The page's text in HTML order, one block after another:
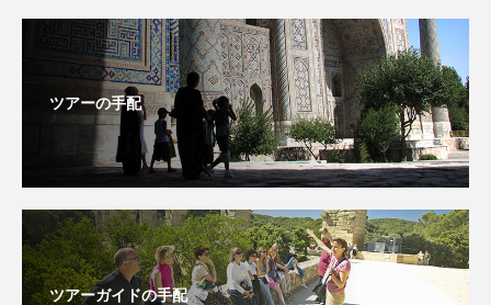
ツアーの手配
ツアーガイドの手配